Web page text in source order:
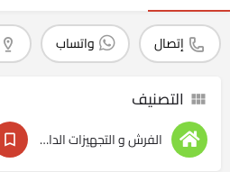
إتصال واتساب
التصنيف
الفرش و التجهيزات الداخليه